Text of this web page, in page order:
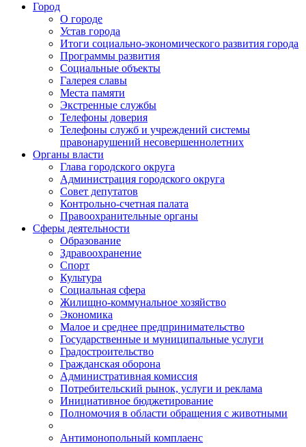
Город
О городе
Устав города
Итоги социально-экономического развития города
Программы развития
Социальные объекты
Галерея славы
Места памяти
Экстренные службы
Телефоны доверия
Телефоны служб и учреждений системы
правонарушений несовершеннолетних
Органы власти
Глава городского округа
Администрация городcкого округа
Совет депутатов
Контрольно-счетная палата
Правоохранительные органы
Сферы деятельности
Образование
Здравоохранение
Спорт
Культура
Социальная сфера
Жилищно-коммунальное хозяйство
Экономика
Малое и среднее предпринимательство
Государственные и муниципальные услуги
Градостроительство
Гражданская оборона
Административная комиссия
Потребительский рынок, услуги и реклама
Инициативное бюджетирование
Полномочия в области обращения с животными
Антимонопольный комплаенс